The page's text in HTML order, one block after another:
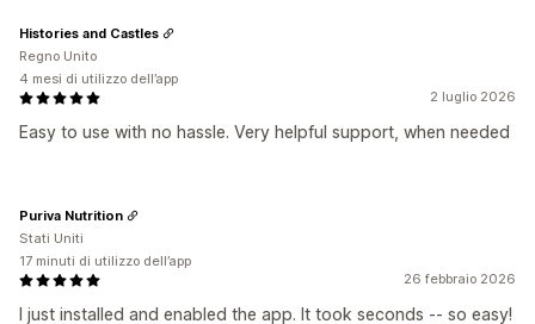
2 luglio 2026
Easy to use with no hassle. Very helpful support, when needed
Histories and Castles
Regno Unito
4 mesi di utilizzo dell’app
26 febbraio 2026
I just installed and enabled the app. It took seconds -- so easy!
Puriva Nutrition
Stati Uniti
17 minuti di utilizzo dell’app